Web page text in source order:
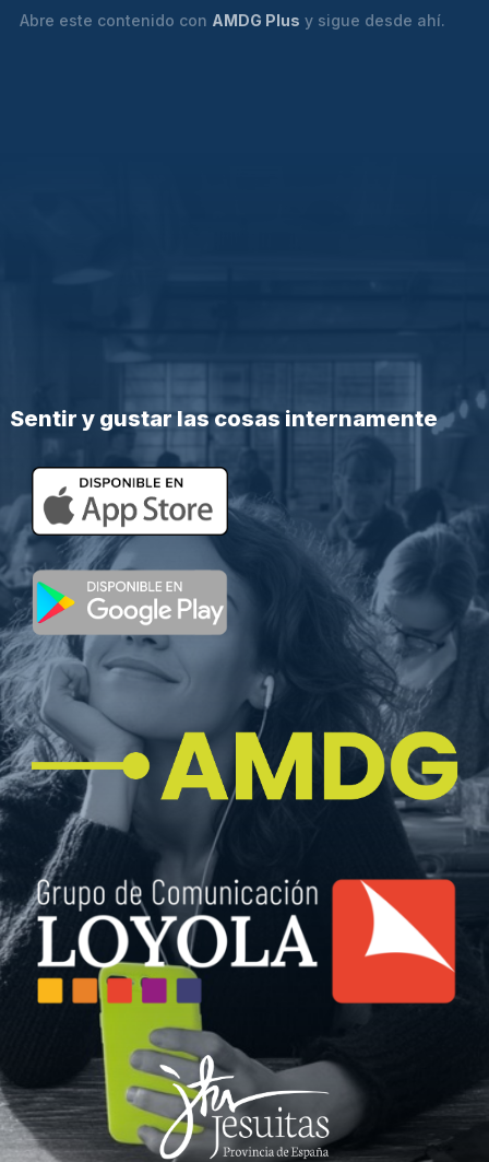
Abre este contenido con AMDG Plus y sigue desde ahí.
Sentir y gustar las cosas internamente